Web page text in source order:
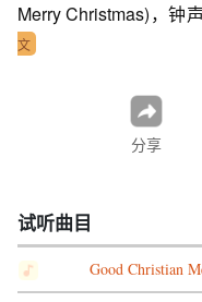
Merry Christmas)，钟
文
分享
试听曲目
Good Christian